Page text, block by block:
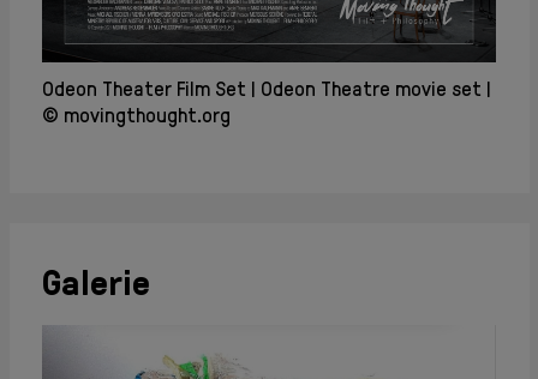
Odeon Theater Film Set
Odeon Theatre movie set
© movingthought.org
Galerie